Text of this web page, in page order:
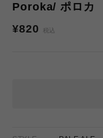
Poroka/ ポロカ
通
¥820 税込